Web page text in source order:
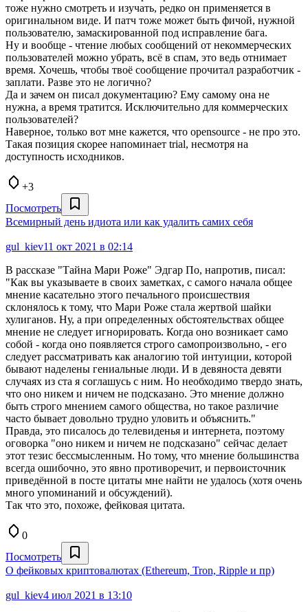
тоже нужно смотреть и изучать, редко он применяется в
оригинальном виде. И патч тоже может быть фичой, нужной
пользователю, замаскированной под исправление бага.
Ну и вообще - чтение любых сообщений от некоммерческих
пользователей можно убрать, всё в спам, это ведь отнимает
время. Хочешь, чтобы твоё сообщение прочитал разработчик -
заплати. Разве это не логично?
Да и зачем он писал документацию? Ему самому она не
нужна, а время тратится. Исключительно для коммерческих
пользователей?
Наверное, только вот мне кажется, что opensource - не про это.
Такая позиция скорее напоминает trial, несмотря на
доступность исходников.
+3
Посмотреть
Всемирный день идиота или как удалить самих себя
gul_kiev11 окт 2021 в 02:14
В рассказе "Тайна Мари Роже" Эдгар По, напротив, писал:
"Как вы указываете в своих заметках, с самого начала общее
мнение касательно этого печального происшествия
склонялось к тому, что Мари Роже стала жертвой шайки
хулиганов. Ну, а при определенных обстоятельствах общее
мнение не следует игнорировать. Когда оно возникает само
собой - когда оно появляется строго самопроизвольно, - его
следует рассматривать как аналогию той интуиции, которой
бывают наделены гениальные люди. И в девяноста девяти
случаях из ста я соглашусь с ним. Но необходимо твердо знать,
что оно никем и ничем не подсказано. Это мнение должно
быть строго мнением самого общества, но такое различие
часто бывает довольно трудно уловить и объяснить."
Правда, это писалось до телевиденья и интернета, поэтому
оговорка "оно никем и ничем не подсказано" сейчас делает
этот тезис бессмысленным. Но тому, что мнение большинства
всегда ошибочно, это явно противоречит, и первоисточник
приведённой в посте цитаты мне найти не удалось (хотя очень
много упоминаний и обсуждений).
Так что это, похоже, фейковая цитата.
0
Посмотреть
О фейковых криптовалютах (Ethereum, Tron, Ripple и пр)
gul_kiev4 июл 2021 в 13:10